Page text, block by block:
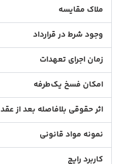
ملاک مقایسه
وجود شرط در قرارداد
زمان اجرای تعهدات
امکان فسخ یک‌طرفه
اثر حقوقی بلافاصله بعد از عقد
نمونه مواد قانونی
کاربرد رایج